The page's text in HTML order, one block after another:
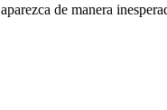
de manera